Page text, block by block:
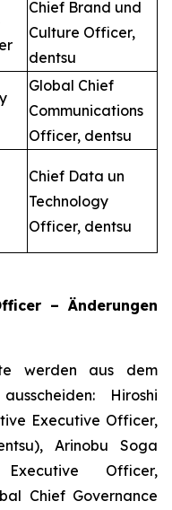
Chief Brand und
Culture Officer,
dentsu
Global Chief
Communications
Officer, dentsu
Chief Data un
Technology
Officer, dentsu
– Änderungen
werden aus dem
Hiroshi
Executive Officer,
Arinobu Soga
Officer,
Chief Governance